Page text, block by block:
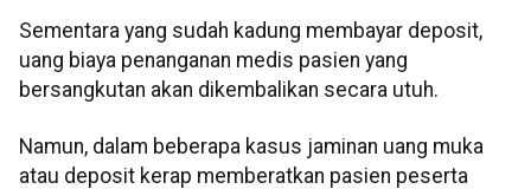
Sementara yang sudah kadung membayar deposit,
uang biaya penanganan medis pasien yang
bersangkutan akan dikembalikan secara utuh.
Namun, dalam beberapa kasus jaminan uang muka
atau deposit kerap memberatkan pasien peserta